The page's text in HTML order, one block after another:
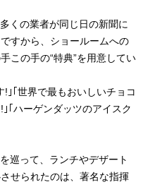
くの業者が同じ日の新聞に
すから、ショールームへの
この手の“特典”を用意してい
! ｣｢世界で最もおいしいチョコ
! ｣｢ハーゲンダッツのアイスク
巡って、ランチやデザート
せられたのは、著名な指揮